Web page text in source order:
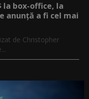
la box-office, la
anunță a fi cel mai
de Christopher